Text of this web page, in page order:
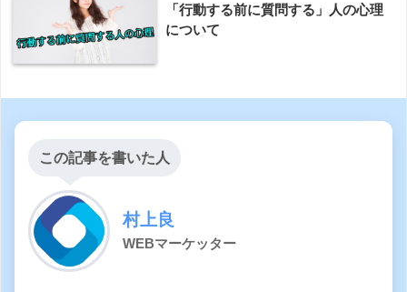
「行動する前に質問する」人の心理
について
この記事を書いた人
村上良
WEBマーケッター